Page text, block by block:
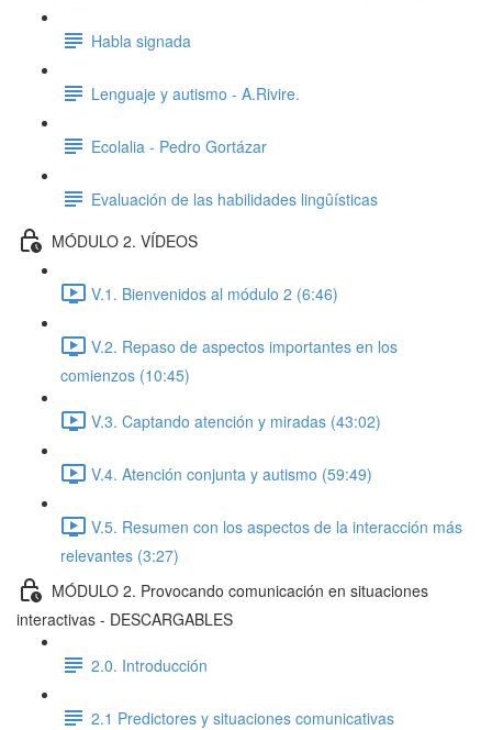
Habla signada
Lenguaje y autismo - A.Rivire.
Ecolalia - Pedro Gortázar
Evaluación de las habilidades lingûísticas
MÓDULO 2. VÍDEOS
V.1. Bienvenidos al módulo 2 (6:46)
V.2. Repaso de aspectos importantes en los
comienzos (10:45)
V.3. Captando atención y miradas (43:02)
V.4. Atención conjunta y autismo (59:49)
V.5. Resumen con los aspectos de la interacción más
relevantes (3:27)
MÓDULO 2. Provocando comunicación en situaciones
interactivas - DESCARGABLES
2.0. Introducción
2.1 Predictores y situaciones comunicativas